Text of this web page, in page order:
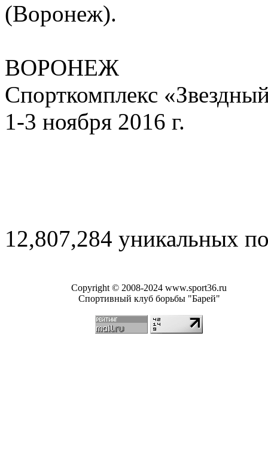
(Воронеж).
ВОРОНЕЖ
Спорткомплекс
1-3 ноября 2016 г.
12,807,284 уникальных
Copyright © 2008-2024 www.sport36.ru
Спортивный клуб борьбы "Барей"